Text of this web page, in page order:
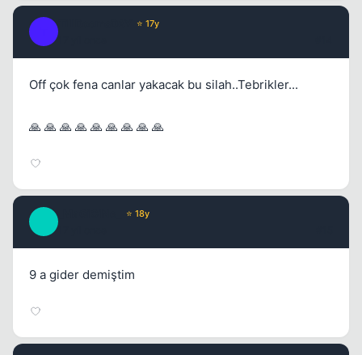
⭐ 17y
Off çok fena canlar yakacak bu silah..Tebrikler...
🙏 🙏 🙏 🙏 🙏 🙏 🙏 🙏 🙏
⭐ 18y
9 a gider demiştim